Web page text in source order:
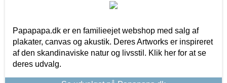
Papapapa.dk er en familieejet webshop med salg af
plakater, canvas og akustik. Deres Artworks er inspireret
af den skandinaviske natur og livsstil. Klik her for at se
deres udvalg.